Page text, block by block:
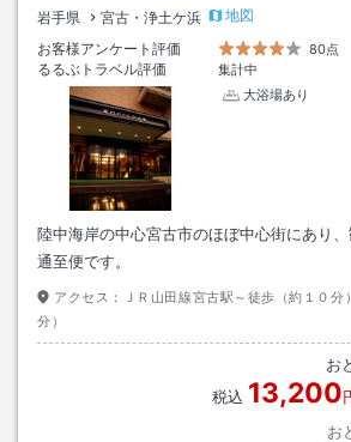
岩手県 宮古・浄土ケ浜
地図
お客様アンケート評価
80点
るるぶトラベル評価
集計中
大浴場あり
陸中海岸の中心宮古市のほぼ中心街にあり
通至便です。
アクセス：
ＪＲ山田線宮古駅～徒歩（約１０
分）
お
税込 13,200
お